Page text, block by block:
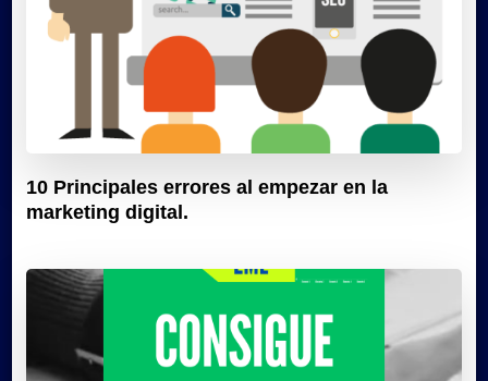
10 Principales errores al empezar en la
marketing digital.